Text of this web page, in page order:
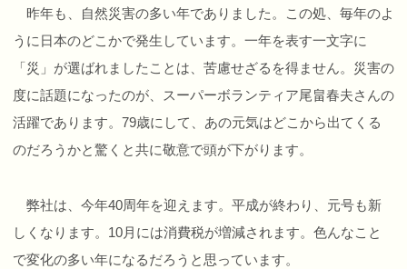
昨年も、自然災害の多い年でありました。この処、毎年のよ
うに日本のどこかで発生しています。一年を表す一文字に
「災」が選ばれましたことは、苦慮せざるを得ません。災害の
度に話題になったのが、スーパーボランティア尾畠春夫さんの
活躍であります。79歳にして、あの元気はどこから出てくる
のだろうかと驚くと共に敬意で頭が下がります。
弊社は、今年40周年を迎えます。平成が終わり、元号も新
しくなります。10月には消費税が増減されます。色んなこと
で変化の多い年になるだろうと思っています。